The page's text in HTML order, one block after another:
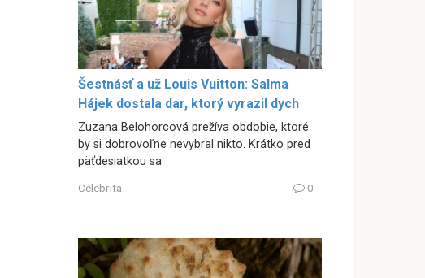
Šestnásť a už Louis Vuitton: Salma
Hájek dostala dar, ktorý vyrazil dych
Zuzana Belohorcová prežíva obdobie, ktoré
by si dobrovoľne nevybral nikto. Krátko pred
päťdesiatkou sa
Celebrita 0